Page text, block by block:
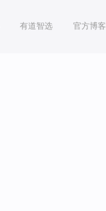
有道智选 官方博客